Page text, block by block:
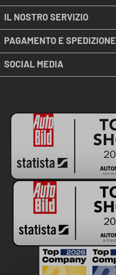
IL NOSTRO SERVIZIO
PAGAMENTO E SPEDIZIONE
SOCIAL MEDIA